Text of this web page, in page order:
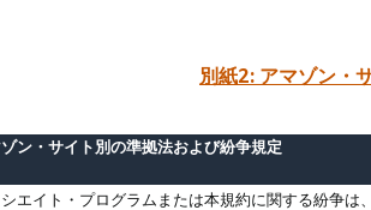
別紙2: アマゾン・
ン・サイト別の準拠法および紛争規定
エイト・プログラムまたは本規約に関する紛争